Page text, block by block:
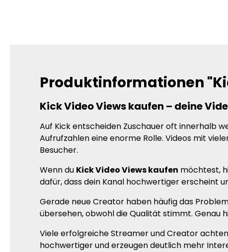
Produktinformationen
Kick Video Views kaufen – deine
Auf Kick entscheiden Zuschauer oft innerhalb
Aufrufzahlen eine enorme Rolle. Videos mit
Besucher.
Wenn du Kick Video Views kaufen möchtest,
dafür, dass dein Kanal hochwertiger erscheint
Gerade neue Creator haben häufig das
übersehen, obwohl die Qualität stimmt. Genau
Viele erfolgreiche Streamer und Creator
hochwertiger und erzeugen deutlich mehr